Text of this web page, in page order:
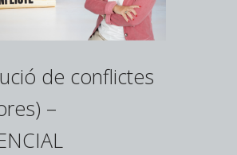
de conflictes
–